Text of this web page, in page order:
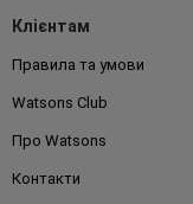
Клієнтам
Правила та умови
Watsons Club
Про Watsons
Контакти